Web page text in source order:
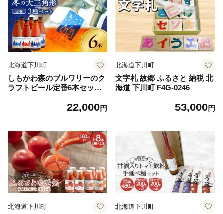
北海道下川町
しもかわ森のブルワリーのク
ラフトビール定番6本セット
ルエール ヴァイツェン F4G-
22,000円
北海道下川町
文字札 故郷 ふるさと 納税 北
海道 下川町 F4G-0246
53,000円
北海道下川町 北海道下川町